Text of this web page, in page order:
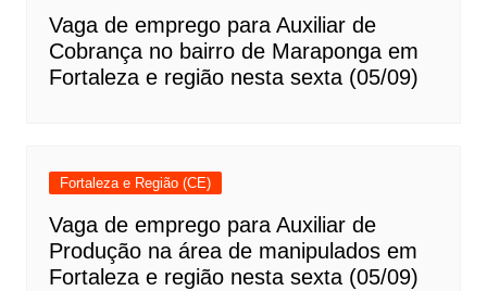
Vaga de emprego para Auxiliar de
Cobrança no bairro de Maraponga em
Fortaleza e região nesta sexta (05/09)
Fortaleza e Região (CE)
Vaga de emprego para Auxiliar de
Produção na área de manipulados em
Fortaleza e região nesta sexta (05/09)